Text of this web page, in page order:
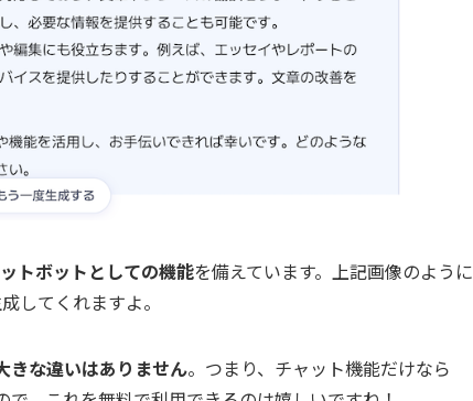
トボットとしての機能を備えています。上記画像のように
してくれますよ。
きな違いはありません。つまり、チャット機能だけなら